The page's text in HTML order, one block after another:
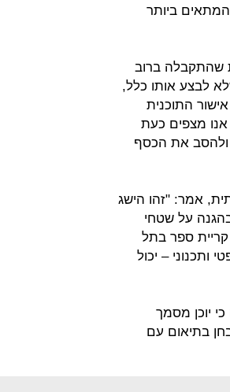
ביותר
שהתקבלה ברוב
לבצע אותו כלל,
התוכנית
מצפים כעת
את הכסף
אמר: "זהו הישג
על שטחי
ספר בתל
ותכנוני – יכול
יוכן מסמך
בתיאום עם